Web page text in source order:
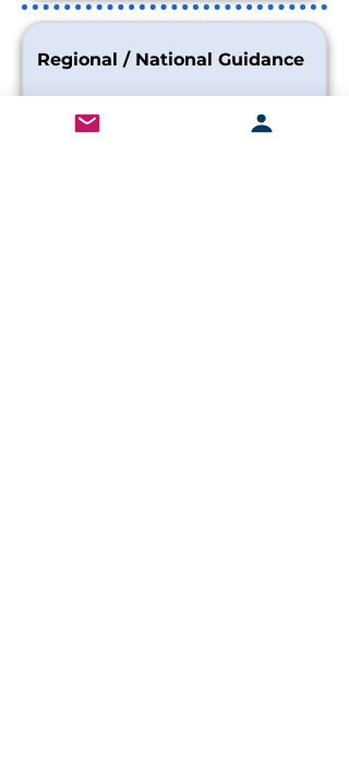
Regional / National Guidance
Working Together to Safeguard